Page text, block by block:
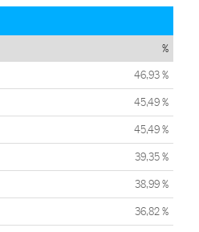
%
46,93 %
45,49 %
45,49 %
39,35 %
38,99 %
36,82 %